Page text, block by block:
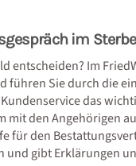
im
entscheiden? Im
führen Sie durch die
das
mit den Angehörigen
für den
und gibt Erklärungen